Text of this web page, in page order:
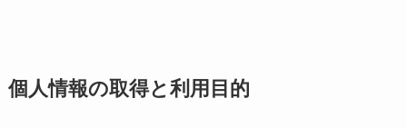
個人情報の取得と利用目的